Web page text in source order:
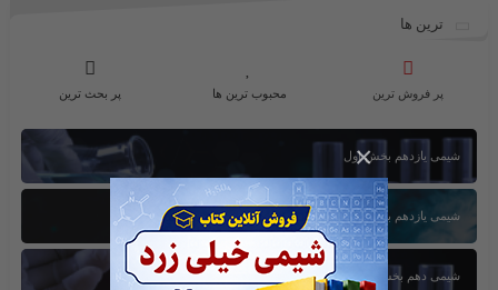
×
ترین ها
پر فروش ترین محبوب ترین ها پر بحث ترین
شیمی یازدهم بخش اول
شیمی یازدهم بخش سوم
شیمی دهم بخش اول